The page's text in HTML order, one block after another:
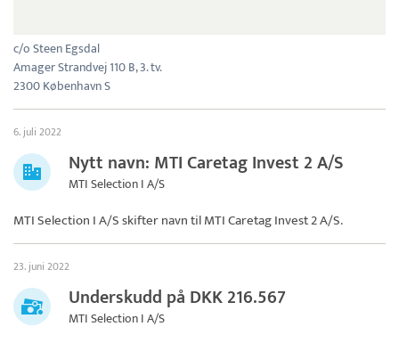
c/o Steen Egsdal
Amager Strandvej 110 B, 3. tv.
2300 København S
6. juli 2022
Nytt navn: MTI Caretag Invest 2 A/S
MTI Selection I A/S
MTI Selection I A/S skifter navn tilMTI Caretag Invest 2 A/S.
23. juni 2022
Underskudd på DKK 216.567
MTI Selection I A/S